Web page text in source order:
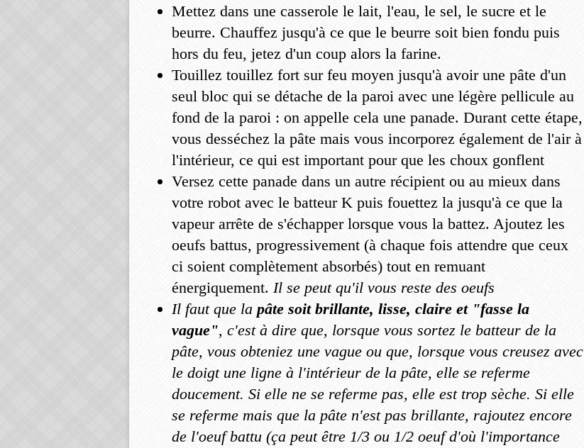
Mettez dans une casserole le lait, l'eau, le sel, le sucre et le
beurre. Chauffez jusqu'à ce que le beurre soit bien fondu puis
hors du feu, jetez d'un coup alors la farine.
Touillez touillez fort sur feu moyen jusqu'à avoir une pâte d'un
seul bloc qui se détache de la paroi avec une légère pellicule au
fond de la paroi : on appelle cela une panade. Durant cette étape,
vous desséchez la pâte mais vous incorporez également de l'air à
l'intérieur, ce qui est important pour que les choux gonflent
Versez cette panade dans un autre récipient ou au mieux dans
votre robot avec le batteur K puis fouettez la jusqu'à ce que la
vapeur arrête de s'échapper lorsque vous la battez. Ajoutez les
oeufs battus, progressivement (à chaque fois attendre que ceux
ci soient complètement absorbés) tout en remuant
énergiquement. Il se peut qu'il vous reste des oeufs
Il faut que la pâte soit brillante, lisse, claire et "fasse la
vague", c'est à dire que, lorsque vous sortez le batteur de la
pâte, vous obteniez une vague ou que, lorsque vous creusez avec
le doigt une ligne à l'intérieur de la pâte, elle se referme
doucement. Si elle ne se referme pas, elle est trop sèche. Si elle
se referme mais que la pâte n'est pas brillante, rajoutez encore
de l'oeuf battu (ça peut être 1/3 ou 1/2 oeuf d'où l'importance